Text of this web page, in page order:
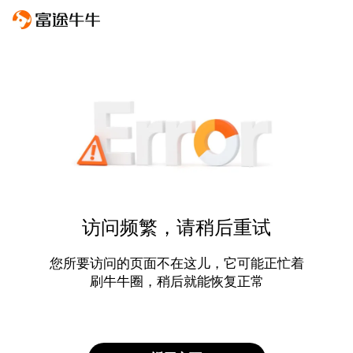
访问频繁，请稍后重试
您所要访问的页面不在这儿，它可能正忙着
刷牛牛圈，稍后就能恢复正常